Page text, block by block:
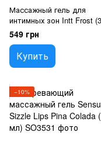
Массажный гель для
интимных зон Intt Frost
охлаждающе-
549 грн
Купить
−10%